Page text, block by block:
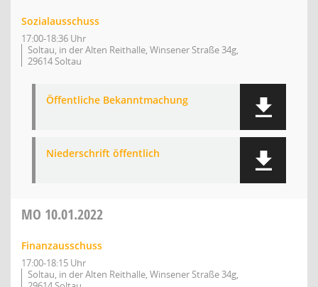
Sozialausschuss
17:00-18:36 Uhr
Soltau, in der Alten Reithalle, Winsener Straße 34g,
29614 Soltau
Öffentliche Bekanntmachung
Niederschrift öffentlich
MO 10.01.2022
Finanzausschuss
17:00-18:15 Uhr
Soltau, in der Alten Reithalle, Winsener Straße 34g,